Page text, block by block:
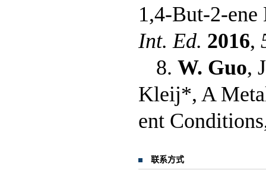
1,4-But-2-
Int. Ed. 2016,
8. W. Guo,
Kleij*, A
ent
联系方式